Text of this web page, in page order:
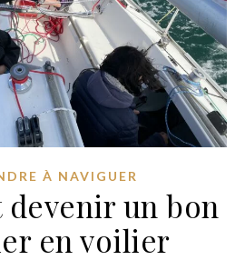
À NAVIGUER
un bon
en voilier